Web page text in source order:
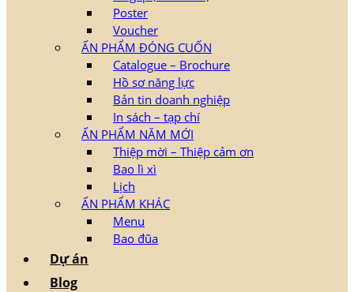
Poster
Voucher
ẤN PHẨM ĐÓNG CUỐN
Catalogue – Brochure
Hồ sơ năng lực
Bản tin doanh nghiệp
In sách – tạp chí
ẤN PHẨM NĂM MỚI
Thiệp mời – Thiệp cảm ơn
Bao lì xì
Lịch
ẤN PHẨM KHÁC
Menu
Bao đũa
Dự án
Blog